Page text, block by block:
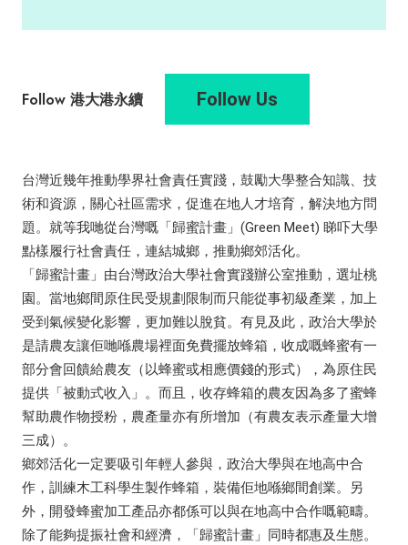
Follow 港大港永續 Follow Us
台灣近幾年推動學界社會責任實踐，鼓勵大學整合知識、技
術和資源，關心社區需求，促進在地人才培育，解決地方問
題。就等我哋從台灣嘅「歸蜜計畫」(Green Meet) 睇吓大學
點樣履行社會責任，連結城鄉，推動鄉郊活化。
「歸蜜計畫」由台灣政治大學社會實踐辦公室推動，選址桃
園。當地鄉間原住民受規劃限制而只能從事初級產業，加上
受到氣候變化影響，更加難以脫貧。有見及此，政治大學於
是請農友讓佢哋喺農場裡面免費擺放蜂箱，收成嘅蜂蜜有一
部分會回饋給農友（以蜂蜜或相應價錢的形式），為原住民
提供「被動式收入」。而且，收存蜂箱的農友因為多了蜜蜂
幫助農作物授粉，農產量亦有所增加（有農友表示產量大增
三成）。
鄉郊活化一定要吸引年輕人參與，政治大學與在地高中合
作，訓練木工科學生製作蜂箱，裝備佢地喺鄉間創業。另
外，開發蜂蜜加工產品亦都係可以與在地高中合作嘅範疇。
除了能夠提振社會和經濟，「歸蜜計畫」同時都惠及生態。